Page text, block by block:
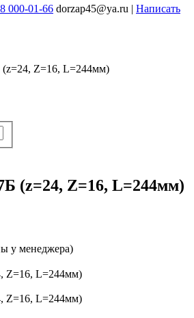
000-01-66 dorzap45@ya.ru | Написать
(z=24, Z=16, L=244мм)
(z=24, Z=16, L=244мм)
у менеджера)
Z=16, L=244мм)
Z=16, L=244мм)